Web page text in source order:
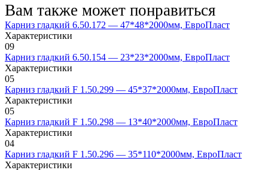
Вам также может понравиться
Карниз гладкий 6.50.172 — 47*48*2000мм, ЕвроПласт
Характеристики
09
Карниз гладкий 6.50.154 — 23*23*2000мм, ЕвроПласт
Характеристики
05
Карниз гладкий F 1.50.299 — 45*37*2000мм, ЕвроПласт
Характеристики
05
Карниз гладкий F 1.50.298 — 13*40*2000мм, ЕвроПласт
Характеристики
04
Карниз гладкий F 1.50.296 — 35*110*2000мм, ЕвроПласт
Характеристики